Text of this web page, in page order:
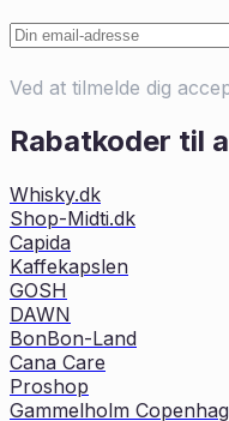
Ved at tilmelde dig
Rabatkoder til
Whisky.dk
Shop-Midti.dk
Capida
Kaffekapslen
GOSH
DAWN
BonBon-Land
Cana Care
Proshop
Gammelholm